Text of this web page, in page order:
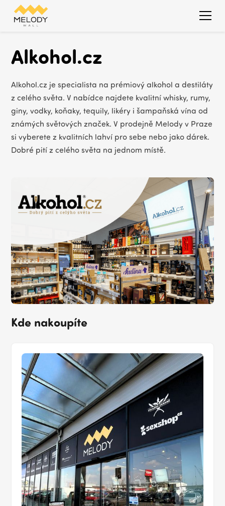
Alkohol.cz
Alkohol.cz je specialista na prémiový alkohol a destiláty
z celého světa. V nabídce najdete kvalitní whisky, rumy,
giny, vodky, koňaky, tequily, likéry i šampaňská vína od
známých světových značek. V prodejně Melody v Praze
si vyberete z kvalitních lahví pro sebe nebo jako dárek.
Dobré pití z celého světa na jednom místě.
Kde nakoupíte